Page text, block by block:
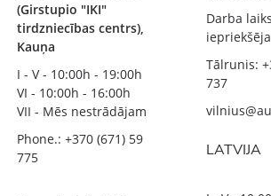
(Girstupio "IKI"
tirdzniecības centrs),
Kauņa
I - V - 10:00h - 19:00h
VI - 10:00h - 16:00h
VII - Mēs nestrādājam
Phone.: +370 (671) 59
775
Darba
Tālrunis:
737
LATVIJA